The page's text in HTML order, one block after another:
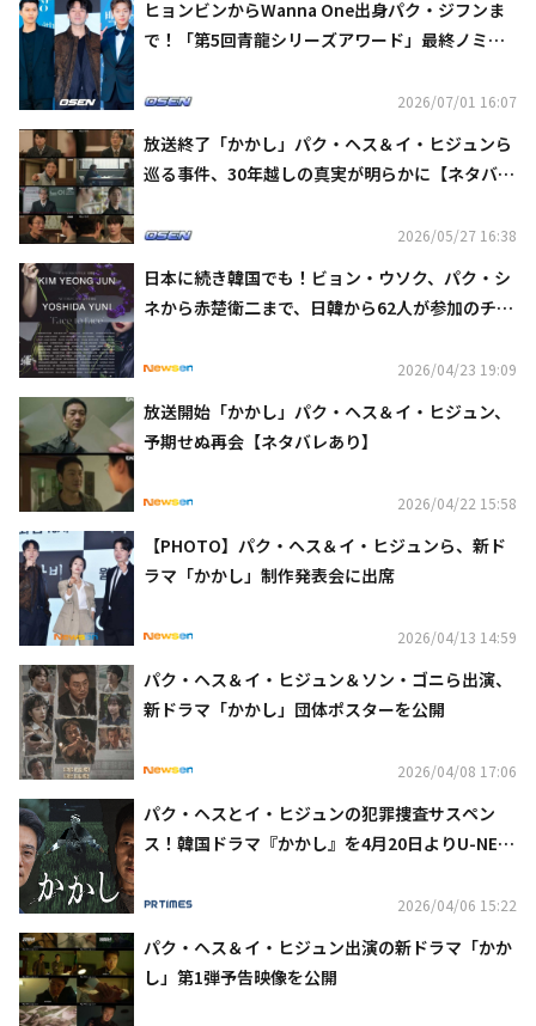
ヒョンビンからWanna One出身パク・ジフンま
で！「第5回青龍シリーズアワード」最終ノミネ
2026/07/01 16:07
放送終了「かかし」パク・ヘス＆イ・ヒジュンら
巡る事件、30年越しの真実が明らかに【ネタバレ
2026/05/27 16:38
日本に続き韓国でも！ビョン・ウソク、パク・シ
ネから赤楚衛二まで、日韓から62人が参加のチャ
2026/04/23 19:09
放送開始「かかし」パク・ヘス＆イ・ヒジュン、
予期せぬ再会【ネタバレあり】
2026/04/22 15:58
【PHOTO】パク・ヘス＆イ・ヒジュンら、新ド
ラマ「かかし」制作発表会に出席
2026/04/13 14:59
パク・ヘス＆イ・ヒジュン＆ソン・ゴニら出演、
新ドラマ「かかし」団体ポスターを公開
2026/04/08 17:06
パク・ヘスとイ・ヒジュンの犯罪捜査サスペン
ス！韓国ドラマ『かかし』を4月20日よりU-NEX
決定
2026/04/06 15:22
パク・ヘス＆イ・ヒジュン出演の新ドラマ「かか
し」第1弾予告映像を公開